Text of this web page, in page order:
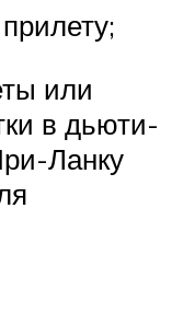
или
в дьюти-
Ланку